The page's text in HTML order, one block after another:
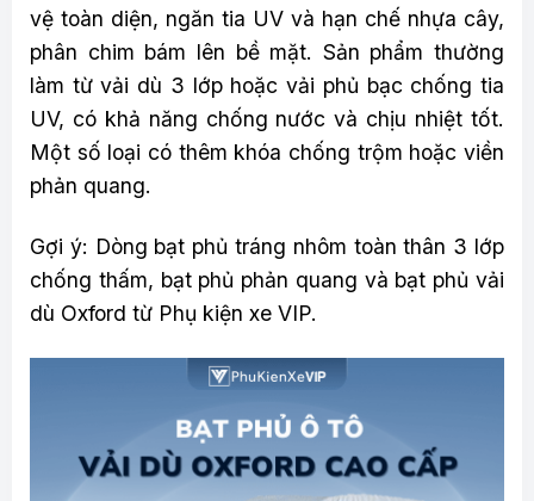
vệ toàn diện, ngăn tia UV và hạn chế nhựa cây,
phân chim bám lên bề mặt. Sản phẩm thường
làm từ vải dù 3 lớp hoặc vải phủ bạc chống tia
UV, có khả năng chống nước và chịu nhiệt tốt.
Một số loại có thêm khóa chống trộm hoặc viền
phản quang.
Gợi ý: Dòng bạt phủ tráng nhôm toàn thân 3 lớp
chống thấm, bạt phủ phản quang và bạt phủ vải
dù Oxford từ Phụ kiện xe VIP.